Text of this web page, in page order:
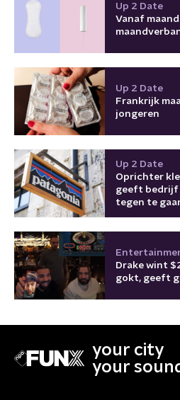
Up 2 Date
Vanaf
Up 2 Date
Frankrijk
jongeren
Up 2 Date
Oprichter
geeft bedrijf
tegen te
Drake wint
gokt, geeft
your city
your